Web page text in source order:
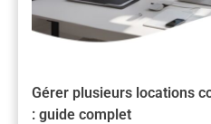
Gérer plusieurs locations
: guide complet